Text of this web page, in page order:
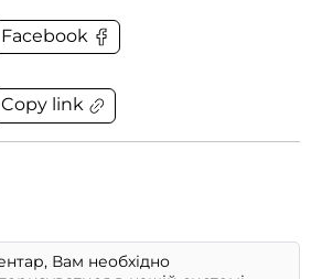
Facebook
Copy link